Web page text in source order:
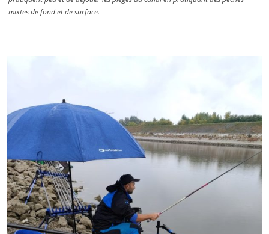
mixtes de fond et de surface.